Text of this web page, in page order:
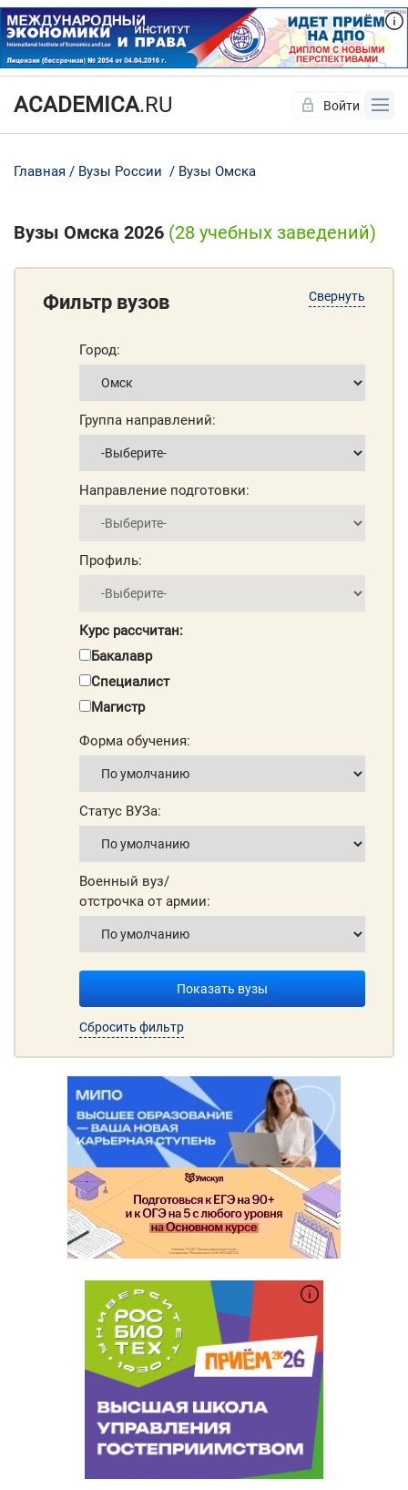
ACADEMICA.RU Войти
Главная Вузы России Вузы Омска
Вузы Омска 2026 (28 учебных заведений)
Свернуть
Фильтр вузов
Город:
Группа направлений:
Направление подготовки:
Профиль:
Курс рассчитан:
Бакалавр
Специалист
Магистр
Форма обучения:
Статус ВУЗа:
Военный вуз/
отстрочка от армии:
Показать вузы
Сбросить фильтр
Да Нет